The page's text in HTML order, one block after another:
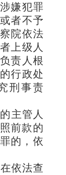
嫌犯罪
者不予
院依法
上级人
责人根
行政处
刑事责
主管人
前款的
的，依
依法查